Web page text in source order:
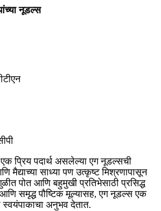
नूडल्स
एक प्रिय पदार्थ असलेल्या एग नूडल्सची
मैद्याच्या साध्या पण उत्कृष्ट मिश्रणापासून
पोत आणि बहुमुखी प्रतिभेसाठी प्रसिद्ध
समृद्ध पौष्टिक मूल्यासह, एग नूडल्स एक
अनुभव देतात.